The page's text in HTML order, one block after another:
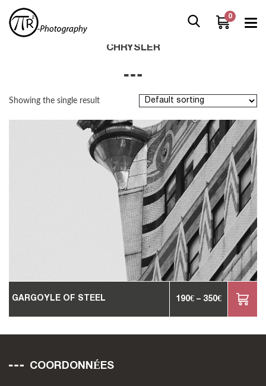
0
Home /
CHRYSLER
Showing the single result
GARGOYLE OF STEEL 190€ – 350€
COORDONNÉES